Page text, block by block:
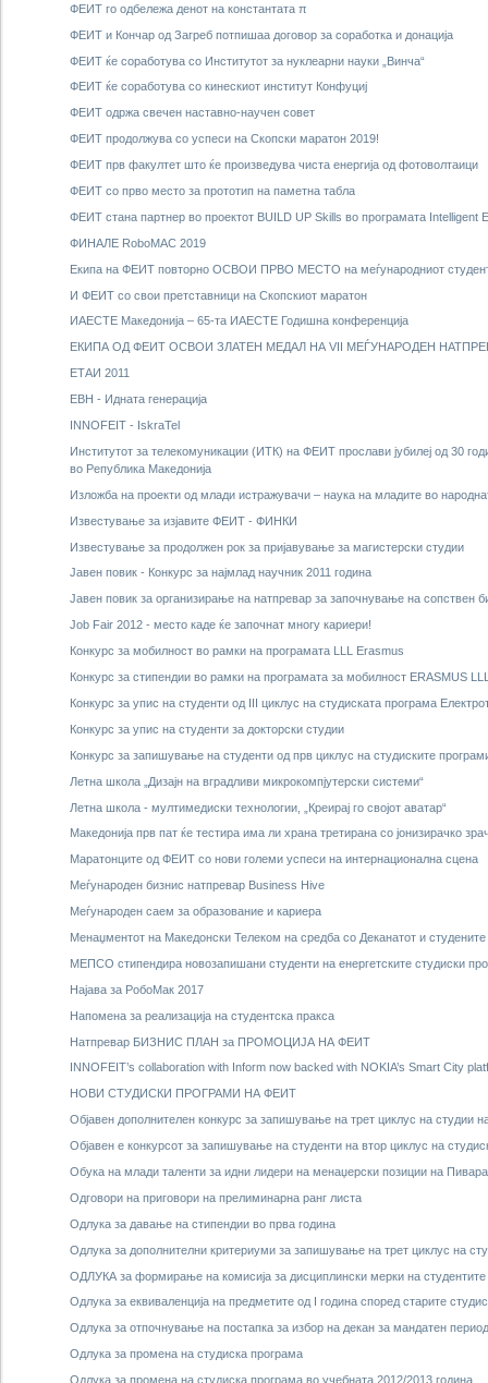
ФЕИТ го одбележа денот на константата π
ФЕИТ и Кончар од Загреб потпишаа договор за соработка и донација
ФЕИТ ќе соработува со Институтот за нуклеарни науки „Винча“
ФЕИТ ќе соработува со кинескиот институт Конфуциј
ФЕИТ одржа свечен наставно-научен совет
ФЕИТ продолжува со успеси на Скопски маратон 2019!
ФЕИТ прв факултет што ќе произведува чиста енергија од фотоволтаици
ФЕИТ со прво место за прототип на паметна табла
ФЕИТ стана партнер во проектот BUILD UP Skills во програмата Intelligent
ФИНАЛЕ RoboMAC 2019
Екипа на ФЕИТ повторно ОСВОИ ПРВО МЕСТО на меѓународниот
И ФЕИТ со свои претставници на Скопскиот маратон
ИАЕСТЕ Македонија – 65-та ИАЕСТЕ Годишна конференција
ЕКИПА ОД ФЕИТ ОСВОИ ЗЛАТЕН МЕДАЛ НА VII МЕЃУНАРОДЕН
ЕТАИ 2011
ЕВН - Идната генерација
INNOFEIT - IskraTel
Институтот за телекомуникации (ИТК) на ФЕИТ прослави јубилеј од 30
во Република Македонија
Изложба на проекти од млади истражувачи – наука на младите во
Известување за изјавите ФЕИТ - ФИНКИ
Известување за продолжен рок за пријавување за магистерски студии
Јавен повик - Конкурс за најмлад научник 2011 година
Јавен повик за организирање на натпревар за започнување на сопствен
Job Fair 2012 - место каде ќе започнат многу кариери!
Конкурс за мобилност во рамки на програмата LLL Erasmus
Конкурс за стипендии во рамки на програмата за мобилност ERASMUS
Конкурс за упис на студенти од III циклус на студиската програма
Конкурс за упис на студенти за докторски студии
Конкурс за запишување на студенти од прв циклус на студиските
Летна школа „Дизајн на вградливи микрокомпјутерски системи“
Летна школа - мултимедиски технологии, „Креирај го својот аватар“
Македонија прв пат ќе тестира има ли храна третирана со јонизирачко
Маратонците од ФЕИТ со нови големи успеси на интернационална сцена
Меѓународен бизнис натпревар Business Hive
Меѓународен саем за образование и кариера
Менаџментот на Македонски Телеком на средба со Деканатот и
МЕПСО стипендира новозапишани студенти на енергетските студиски
Најава за РобоМак 2017
Напомена за реализација на студентска пракса
Натпревар БИЗНИС ПЛАН за ПРОМОЦИЈА НА ФЕИТ
INNOFEIT’s collaboration with Inform now backed with NOKIA’s Smart City
НОВИ СТУДИСКИ ПРОГРАМИ НА ФЕИТ
Објавен дополнителен конкурс за запишување на трет циклус на студии
Објавен е конкурсот за запишување на студенти на втор циклус на
Обука на млади таленти за идни лидери на менаџерски позиции на
Одговори на приговори на прелиминарна ранг листа
Одлука за давање на стипендии во прва година
Одлука за дополнителни критериуми за запишување на трет циклус на
ОДЛУКА за формирање на комисија за дисциплински мерки на
Одлука за еквиваленција на предметите од I година според старите
Одлука за отпочнување на постапка за избор на декан за мандатен
Одлука за промена на студиска програма
Одлука за промена на студиска програма во учебната 2012/2013 година